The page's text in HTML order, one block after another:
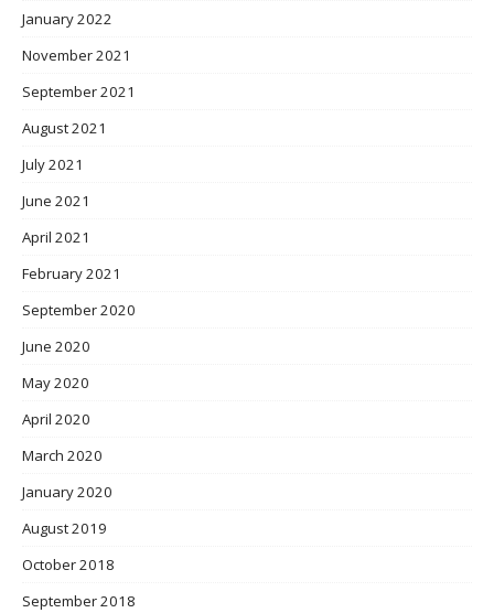
January 2022
November 2021
September 2021
August 2021
July 2021
June 2021
April 2021
February 2021
September 2020
June 2020
May 2020
April 2020
March 2020
January 2020
August 2019
October 2018
September 2018